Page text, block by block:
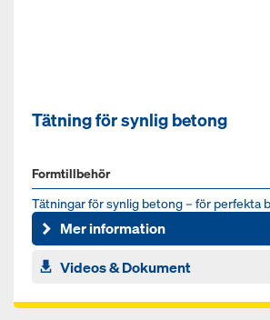
Tätning för synlig betong
Formtillbehör
Tätningar för synlig betong – för perfekta
minsta detalj
Mer information
Videos & Dokument